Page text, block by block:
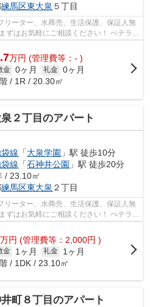
練馬区東大泉 ５丁目
リーター、水商売、生活保護、保証人無
ずはお気軽にご相談ください！ べテラン
...
万円 (管理費等：- )
金 0ヶ月 礼金 0ヶ月
/ 1R / 20.30㎡
２丁目のアパート
線 「大泉学園 」駅 徒歩10分
線 「石神井公園 」駅 徒歩20分
/ 23.10㎡
練馬区東大泉 ２丁目
リーター、水商売、生活保護、保証人無
ずはお気軽にご相談ください！ べテラン
万円 (管理費等：2,000円 )
金 1ヶ月 礼金
1ヶ月
/ 1DK / 23.10㎡
町８丁目のアパート